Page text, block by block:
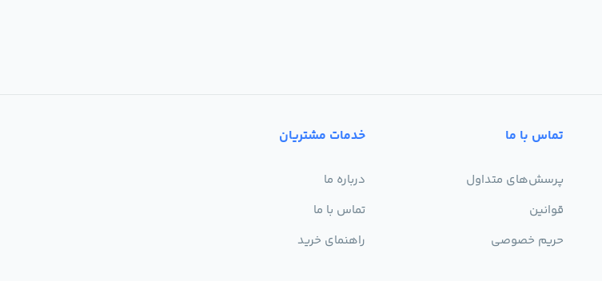
تماس با ما
پرسش‌های متداول
قوانین
حریم خصوصی
خدمات مشتریان
درباره ما
تماس با ما
راهنمای خرید